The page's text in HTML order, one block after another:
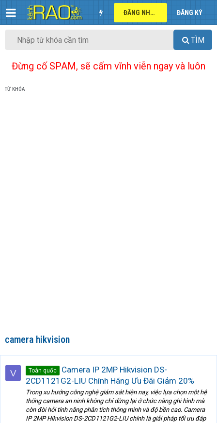
ĐĂNG NHẬP ĐĂNG KÝ
TÌM
Đừng cố SPAM, sẽ cấm vĩnh viễn ngay và luôn
TỪ KHÓA
camera hikvision
V Toàn quốc
Camera IP 2MP Hikvision DS-
2CD1121G2-LIU Chính Hãng Ưu Đãi Giảm 20%
Trong xu hướng công nghệ giám sát hiện nay, việc lựa chọn một hệ
thống camera an ninh không chỉ dừng lại ở chức năng ghi hình mà
còn đòi hỏi tính năng phân tích thông minh và độ bền cao. Camera
IP 2MP Hikvision DS-2CD1121G2-LIU chính là giải pháp tối ưu đáp